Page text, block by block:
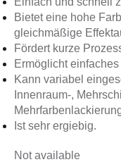
Bietet eine hohe
gleichmäßige
Fördert kurze
Ermöglicht
Kann variabel
Innenraum-,
Ist sehr ergiebig.
Not available